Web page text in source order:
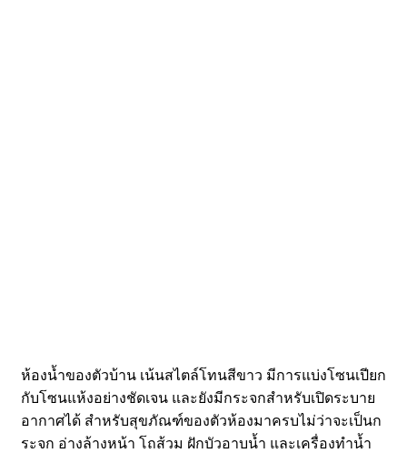
ห้องน้ำของตัวบ้าน เน้นสไตล์โทนสีขาว มีการแบ่งโซนเปียก
กับโซนแห้งอย่างชัดเจน และยังมีกระจกสำหรับเปิดระบาย
อากาศได้ สำหรับสุขภัณฑ์ของตัวห้องมาครบไม่ว่าจะเป็นก
ระจก อ่างล้างหน้า โถส้วม ฝักบัวอาบน้ำ และเครื่องทำน้ำ